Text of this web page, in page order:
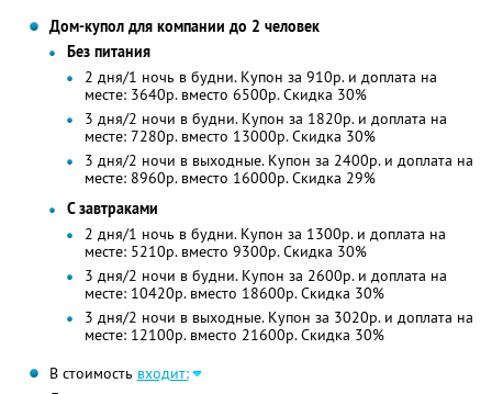
Дом-купол для компании до 2 человек
Без питания
2 дня/1 ночь в будни. Купон за 910р. и доплата на
месте: 3640р. вместо 6500р. Скидка 30%
3 дня/2 ночи в будни. Купон за 1820р. и доплата на
месте: 7280р. вместо 13000р. Скидка 30%
3 дня/2 ночи в выходные. Купон за 2400р. и доплата на
месте: 8960р. вместо 16000р. Скидка 29%
С завтраками
2 дня/1 ночь в будни. Купон за 1300р. и доплата на
месте: 5210р. вместо 9300р. Скидка 30%
3 дня/2 ночи в будни. Купон за 2600р. и доплата на
месте: 10420р. вместо 18600р. Скидка 30%
3 дня/2 ночи в выходные. Купон за 3020р. и доплата на
месте: 12100р. вместо 21600р. Скидка 30%
В стоимость входит: